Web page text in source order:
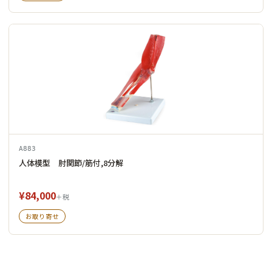
A883
人体模型 肘関節/筋付,8分解
¥84,000＋税
お取り寄せ